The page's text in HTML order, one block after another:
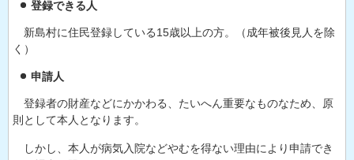
登録できる人
新島村に住民登録している15歳以上の方。（成年被後見人を除
く）
申請人
登録者の財産などにかかわる、たいへん重要なものなため、原
則として本人となります。
しかし、本人が病気入院などやむを得ない理由により申請でき